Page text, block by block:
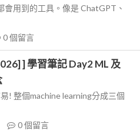
用到的工具。像是 ChatGPT、
0個留言
] 學習筆記 Day2 ML 及
! 整個machine learning分成三個
0個留言